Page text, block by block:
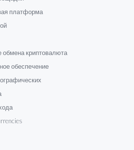
платформа
обмена криптовалюта
обеспечение